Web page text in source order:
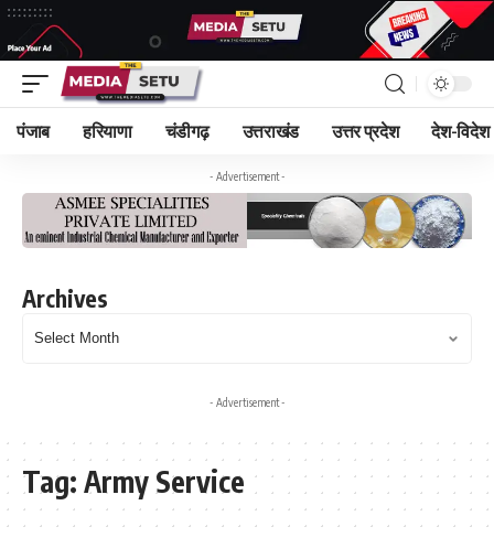
पंजाब हरियाणा चंडीगढ़ उत्तराखंड उत्तर प्रदेश देश-विदेश
- Advertisement -
Archives
- Advertisement -
Tag: Army Service